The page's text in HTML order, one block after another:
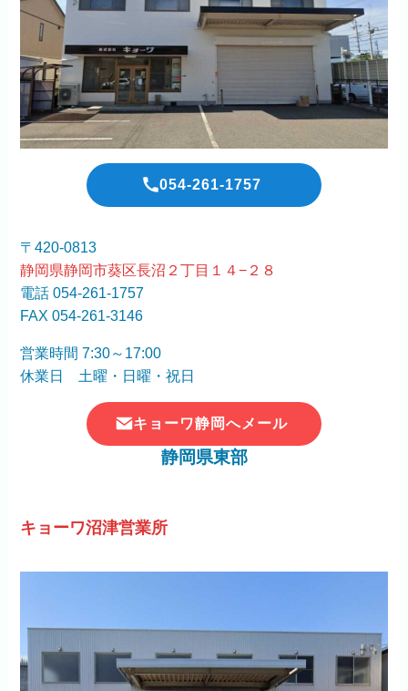
054-261-1757
〒420-0813
静岡県静岡市葵区長沼２丁目１４−２８
電話 054-261-1757
FAX 054-261-3146
営業時間 7:30～17:00
休業日 土曜・日曜・祝日
キョーワ静岡へメール
静岡県東部
キョーワ沼津営業所